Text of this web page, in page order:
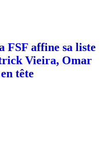
FSF affine sa liste
Vieira, Omar
tête